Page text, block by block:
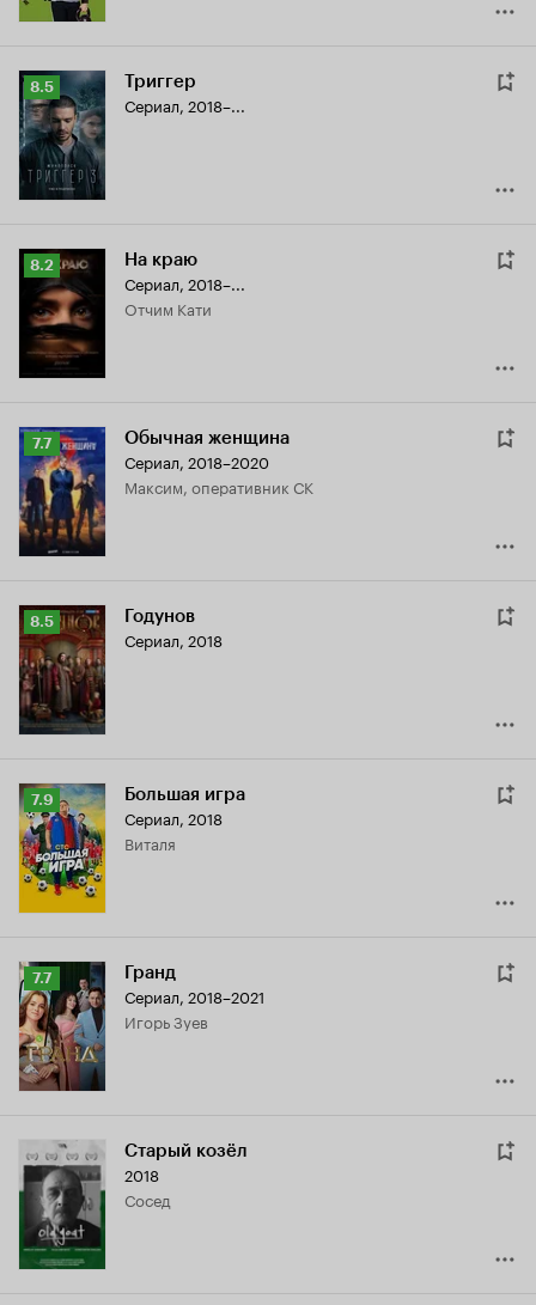
Рейтинг
Кинопоиска
8.5
8.5 Триггер
Сериал, 2018–...
Рейтинг
Кинопоиска
8.2
8.2 На краю
Сериал, 2018–...
отчим Кати
Рейтинг
Кинопоиска
7.7
7.7 Обычная женщина
Сериал, 2018–2020
Максим, оперативник СК
Рейтинг
Кинопоиска
8.5
8.5 Годунов
Сериал, 2018
Рейтинг
Кинопоиска
7.9
7.9 Большая игра
Сериал, 2018
Виталя
Рейтинг
Кинопоиска
7.7
7.7 Гранд
Сериал, 2018–2021
Игорь Зуев
Старый козёл
2018
сосед